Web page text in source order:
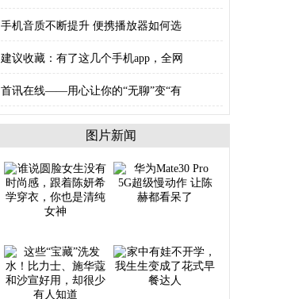
手机音质不断提升 便携播放器如何选
建议收藏：有了这几个手机app，全网
首讯在线——用心让你的“无聊”变“有
图片新闻